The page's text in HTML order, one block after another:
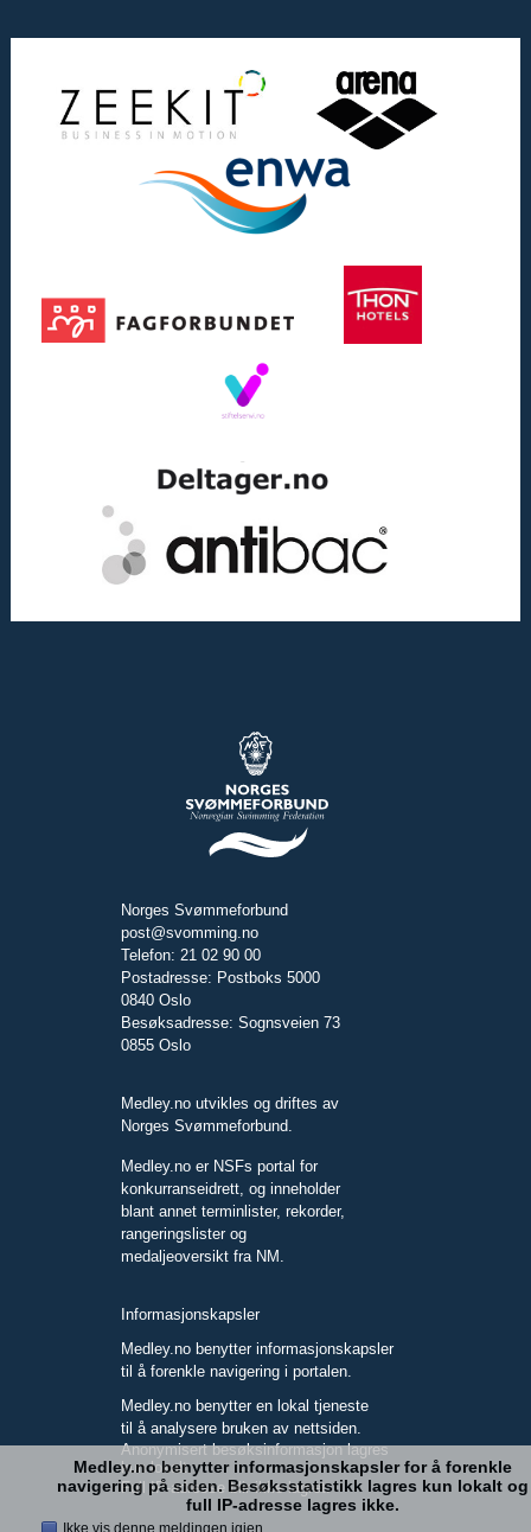
Norges Svømmeforbund
post@svomming.no
Telefon: 21 02 90 00
Postadresse: Postboks 5000
0840 Oslo
Besøksadresse: Sognsveien 73
0855 Oslo
Medley.no utvikles og driftes av
Norges Svømmeforbund.
Medley.no er NSFs portal for
konkurranseidrett, og inneholder
blant annet terminlister, rekorder,
rangeringslister og
medaljeoversikt fra NM.
Informasjonskapsler
Medley.no benytter informasjonskapsler
til å forenkle navigering i portalen.
Medley.no benytter en lokal tjeneste
til å analysere bruken av nettsiden.
Anonymisert besøksinformasjon lagres
kun lokalt.
Full IP-adresse blir ikke lagret.
Medley.no benytter informasjonskapsler for å forenkle
navigering på siden. Besøksstatistikk lagres kun lokalt og
full IP-adresse lagres ikke.
Ikke vis denne meldingen igjen.